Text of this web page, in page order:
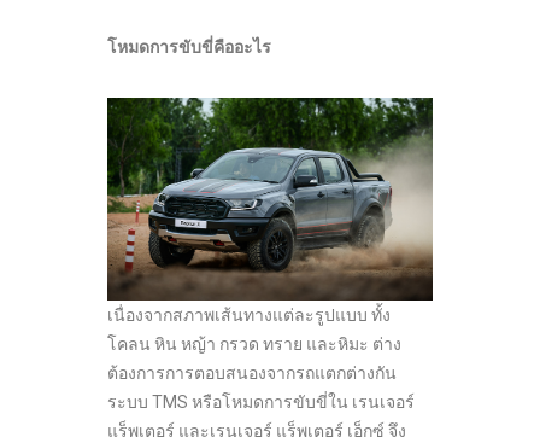
โหมดการขับขี่คืออะไร
เนื่องจากสภาพเส้นทางแต่ละรูปแบบ ทั้ง
โคลน หิน หญ้า กรวด ทราย และหิมะ ต่าง
ต้องการการตอบสนองจากรถแตกต่างกัน
ระบบ TMS หรือโหมดการขับขี่ใน เรนเจอร์
แร็พเตอร์ และเรนเจอร์ แร็พเตอร์ เอ็กซ์ จึง